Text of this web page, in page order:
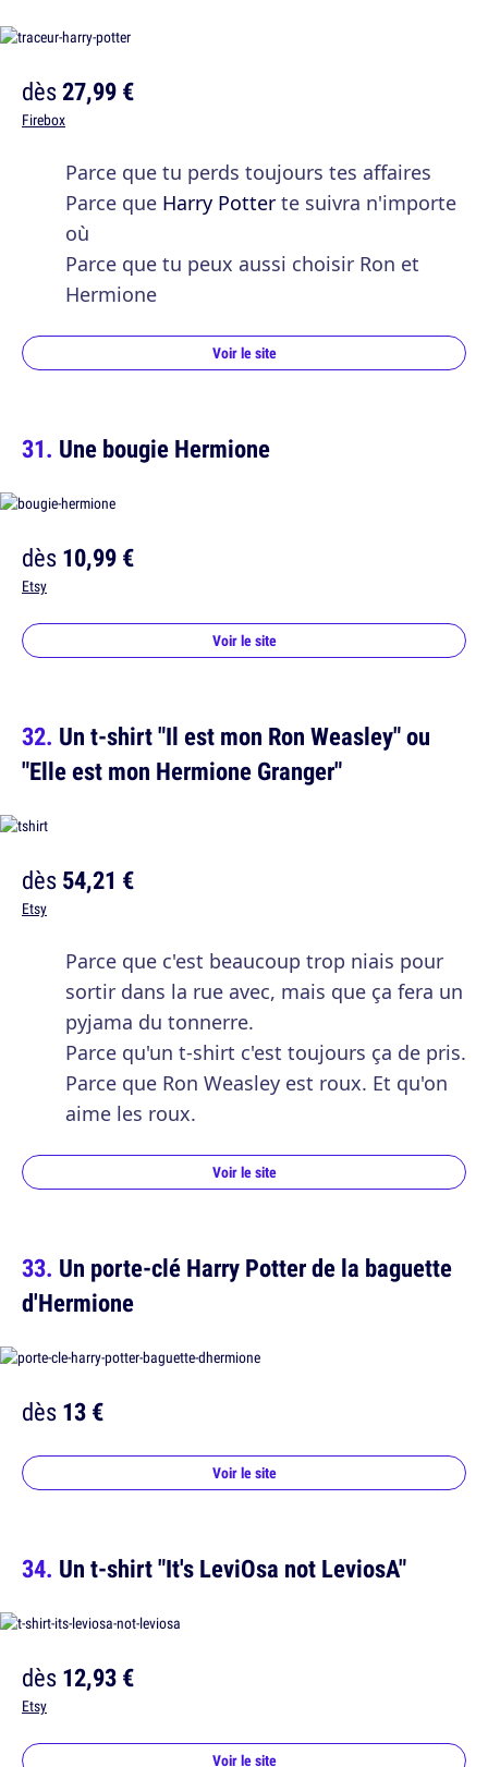
dès27,99 €
Firebox
Parce que tu perds toujours tes affaires
Parce que Harry Potter te suivra n'importe
où
Parce que tu peux aussi choisir Ron et
Hermione
Voir le site
Une bougie Hermione
dès10,99 €
Etsy
Voir le site
Un t-shirt "Il est mon Ron Weasley" ou
"Elle est mon Hermione Granger"
dès54,21 €
Etsy
Parce que c'est beaucoup trop niais pour
sortir dans la rue avec, mais que ça fera un
pyjama du tonnerre.
Parce qu'un t-shirt c'est toujours ça de pris.
Parce que Ron Weasley est roux. Et qu'on
aime les roux.
Voir le site
Un porte-clé Harry Potter de la baguette
d'Hermione
dès13 €
Voir le site
Un t-shirt "It's LeviOsa not LeviosA"
dès12,93 €
Etsy
Voir le site